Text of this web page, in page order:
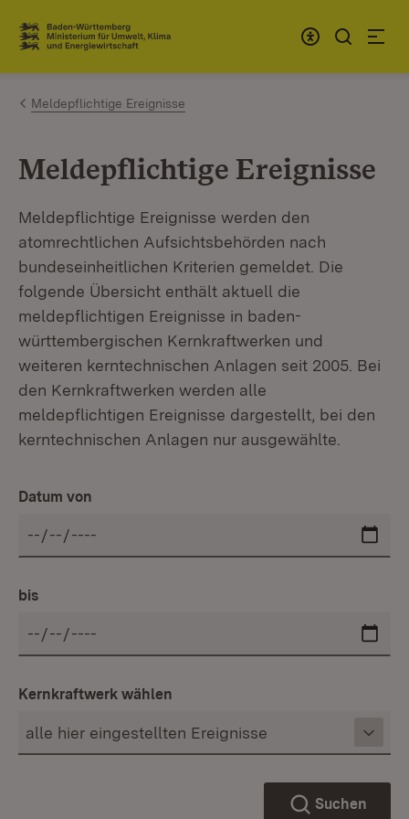
Zum Inhalt springen
Link zur Startseite
Meldepflichtige Ereignisse
Meldepflichtige Ereignisse
Meldepflichtige Ereignisse werden den
atomrechtlichen Aufsichtsbehörden nach
bundeseinheitlichen Kriterien gemeldet. Die
folgende Übersicht enthält aktuell die
meldepflichtigen Ereignisse in baden-
württembergischen Kernkraftwerken und
weiteren kerntechnischen Anlagen seit 2005. Bei
den Kernkraftwerken werden alle
meldepflichtigen Ereignisse dargestellt, bei den
kerntechnischen Anlagen nur ausgewählte.
Datum von
bis
Kernkraftwerk wählen
Suchen